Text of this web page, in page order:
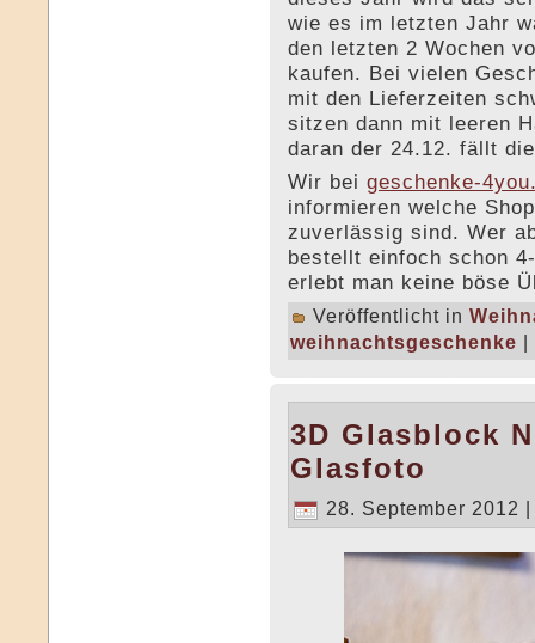
wie es im letzten Jahr
den letzten 2 Wochen
kaufen. Bei vielen
mit den Lieferzeiten
sitzen dann mit leeren
daran der 24.12. fällt
Wir bei geschenke-
informieren welche
zuverlässig sind. Wer
bestellt einfoch schon
erlebt man keine böse
Veröffentlicht in
weihnachtsgeschenke |
3D Glasblock
Glasfoto
28. September 2012